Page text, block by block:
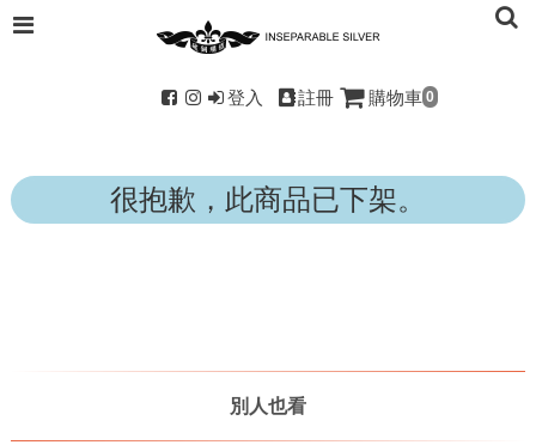
登入 註冊 購物車 0
很抱歉，此商品已下架。
別人也看